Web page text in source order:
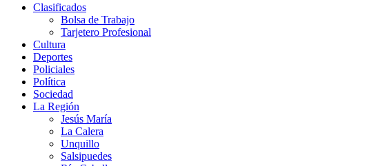
Clasificados
Bolsa de Trabajo
Tarjetero Profesional
Cultura
Deportes
Policiales
Política
Sociedad
La Región
Jesús María
La Calera
Unquillo
Salsipuedes